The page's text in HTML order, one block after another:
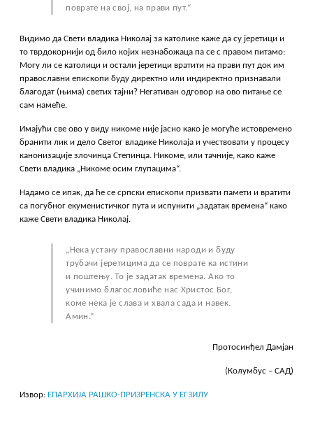
поврате на свој, на прави пут.“
Видимо да Свети владика Николај за католике каже да су јеретици и
то тврдокорнији од било којих незнабожаца па се с правом питамо:
Могу ли се католици и остали јеретици вратити на прави пут док им
православни епископи буду директно или индиректно признавали
благодат (њима) светих тајни? Негативан одговор на ово питање се
сам намеће.
Имајући све ово у виду никоме није јасно како је могуће истовремено
бранити лик и дело Светог владике Николаја и учествовати у процесу
канонизације злочинца Степинца. Никоме, или тачније, како каже
Свети владика „Никоме осим глупацима“.
Надамо се ипак, да ће се српски епископи призвати памети и вратити
са погубног екуменистичког пута и испунити „задатак времена“ како
каже Свети владика Николај.
„Нека устану православни народи и буду
трубачи јеретицима да се поврате ка истини
и поштењу. To je задатак времена. Ако то
учинимо благословиће нас Христос Бог,
коме нека је слава и хвала сада и навек.
Амин.“
Протосинђел Дамјан
(Колумбус – САД)
Извор: ЕПАРХИЈА РАШКО-ПРИЗРЕНСКА У ЕГЗИЛУ